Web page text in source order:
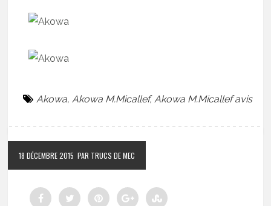
Akowa,Akowa M.Micallef,Akowa M.Micallef avis
18 DÉCEMBRE 2015 PAR TRUCS DE MEC